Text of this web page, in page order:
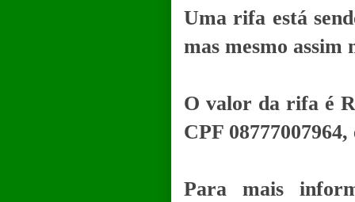
Uma rifa está
mas mesmo assim
O valor da rifa é
CPF
Para mais